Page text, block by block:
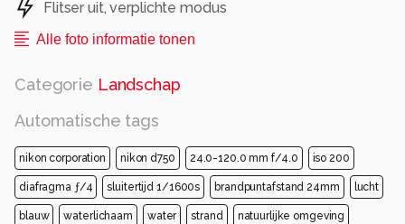
Flitser uit, verplichte modus
Alle foto informatie tonen
Categorie Landschap
Automatische tags
nikon corporation nikon d750 24.0-120.0 mm f/4.0 iso 200
diafragma ƒ/4 sluitertijd 1/1600s brandpuntafstand 24mm lucht
blauw waterlichaam water strand natuurlijke omgeving